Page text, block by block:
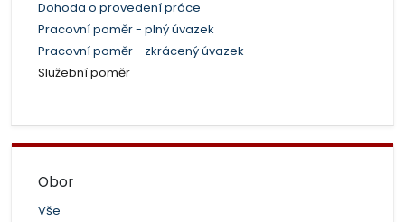
Dohoda o provedení práce
Pracovní poměr - plný úvazek
Pracovní poměr - zkrácený úvazek
Služební poměr
Obor
Vše